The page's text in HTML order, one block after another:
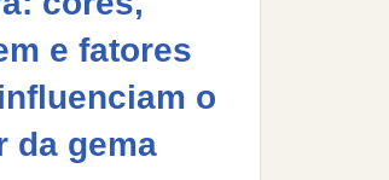
e fatores
o
da gema